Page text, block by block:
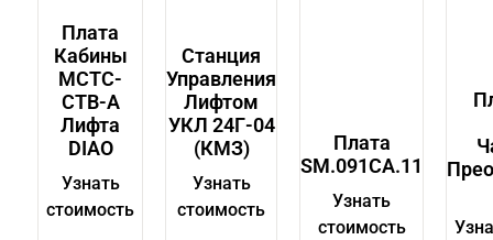
Плата
Кабины
MCTC-
CTB-A
Лифта
DIAO
Узнать
стоимость
Станция
Управления
Лифтом
УКЛ 24Г-04
(КМЗ)
Узнать
стоимость
Плата
SM.091CA.11
Узнать
стоимость